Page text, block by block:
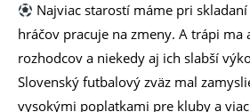
Najviac starostí máme pri
hráčov pracuje na zmeny. A trápi ma
rozhodcov a niekedy aj ich slabší
Slovenský futbalový zväz mal
vysokými poplatkami pre kluby a